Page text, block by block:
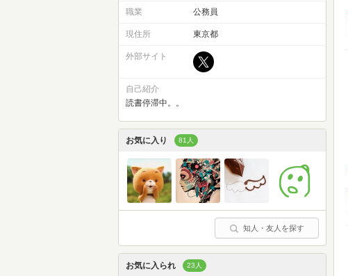
職業 公務員
現住所 東京都
外部サイト
自己紹介
読書停滞中。。
お気に入り 81人
知人・友人を探す
お気に入られ 23人